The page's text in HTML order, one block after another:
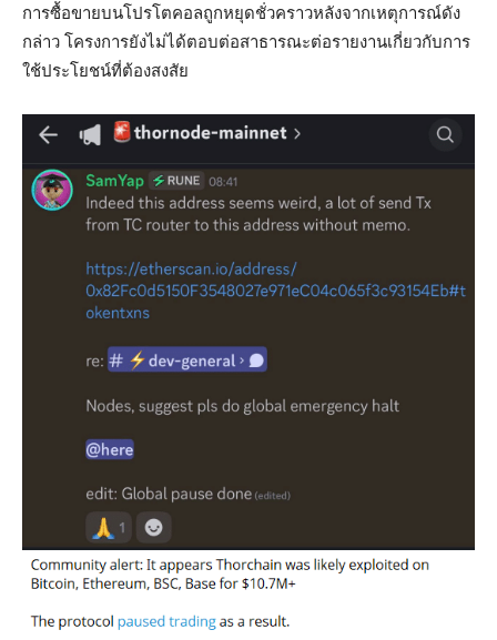
การซื้อขายบนโปรโตคอลถูกหยุดชั่วคราวหลังจากเหตุการณ์ดัง
กล่าว โครงการยังไม่ได้ตอบต่อสาธารณะต่อรายงานเกี่ยวกับการ
ใช้ประโยชน์ที่ต้องสงสัย